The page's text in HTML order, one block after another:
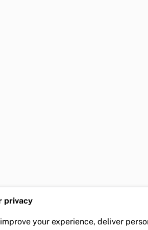
privacy
your experience, deliver